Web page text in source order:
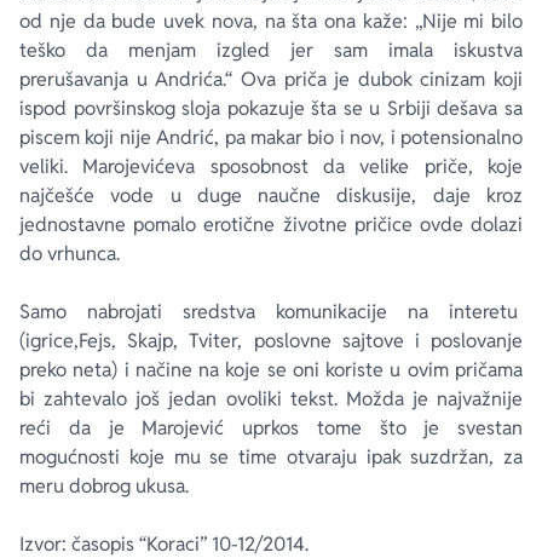
od nje da bude uvek nova, na šta ona kaže: „Nije mi bilo
teško da menjam izgled jer sam imala iskustva
prerušavanja u Andrića.“ Ova priča je dubok cinizam koji
ispod površinskog sloja pokazuje šta se u Srbiji dešava sa
piscem koji nije Andrić, pa makar bio i nov, i potensionalno
veliki. Marojevićeva sposobnost da velike priče, koje
najčešće vode u duge naučne diskusije, daje kroz
jednostavne pomalo erotične životne pričice ovde dolazi
do vrhunca.
Samo nabrojati sredstva komunikacije na interetu
(igrice,Fejs, Skajp, Tviter, poslovne sajtove i poslovanje
preko neta) i načine na koje se oni koriste u ovim pričama
bi zahtevalo još jedan ovoliki tekst. Možda je najvažnije
reći da je Marojević uprkos tome što je svestan
mogućnosti koje mu se time otvaraju ipak suzdržan, za
meru dobrog ukusa.
Izvor: časopis “Koraci” 10-12/2014.